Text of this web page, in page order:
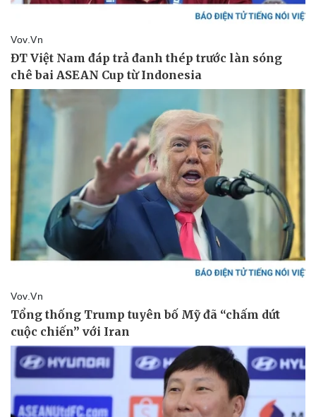
Pháp luật
Vụ án
Tin nóng
Tư vấn luật
Quân sự - Quốc phòng
Vũ khí
Việt Nam
Phân tích